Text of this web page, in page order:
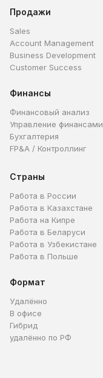
Продажи
Sales
Account Management
Business Development
Customer Success
Финансы
Финансовый анализ
Управление финансами
Бухгалтерия
FP&A / Контроллинг
Страны
Работа в России
Работа в Казахстане
Работа на Кипре
Работа в Беларуси
Работа в Узбекистане
Работа в Польше
Формат
Удалённо
В офисе
Гибрид
удалённо по РФ